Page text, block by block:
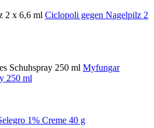
Ciclopoli gegen Nagelpilz 2
Myfungar
250 ml
1% Creme 40 g